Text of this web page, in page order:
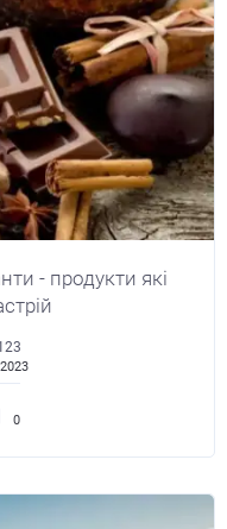
- продукти які
0